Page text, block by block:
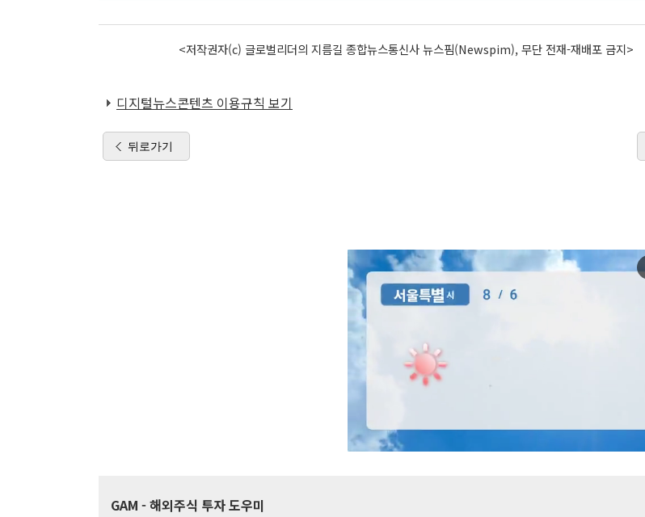
<저작권자(c) 글로벌리더의 지름길 종합뉴스통신사 뉴스핌(Newspim), 무단 전재-재배포 금지>
디지털뉴스콘텐츠 이용규칙 보기
뒤로가기
GAM - 해외주식 투자 도우미